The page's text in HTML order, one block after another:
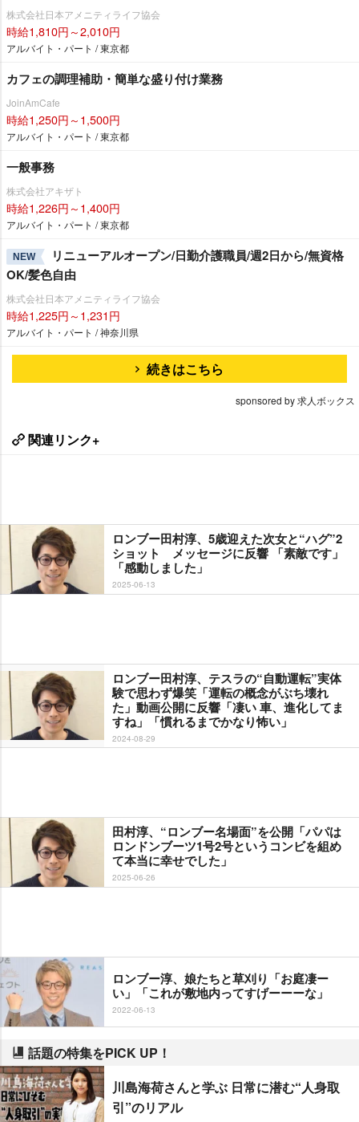
株式会社日本アメニティライフ協会
時給1,810円～2,010円
アルバイト・パート / 東京都
カフェの調理補助・簡単な盛り付け業務
JoinAmCafe
時給1,250円～1,500円
アルバイト・パート / 東京都
一般事務
株式会社アキザト
時給1,226円～1,400円
アルバイト・パート / 東京都
NEW
リニューアルオープン/日勤介護職員/週2日から/無資格
OK/髪色自由
株式会社日本アメニティライフ協会
時給1,225円～1,231円
アルバイト・パート / 神奈川県
続きはこちら
sponsored by 求人ボックス
関連リンク+
ロンブー田村淳、5歳迎えた次女と“ハグ”2
ショット メッセージに反響 「素敵です」
「感動しました」
2025-06-13
ロンブー田村淳、テスラの“自動運転”実体
験で思わず爆笑「運転の概念がぶち壊れ
た」動画公開に反響「凄い 車、進化してま
すね」「慣れるまでかなり怖い」
2024-08-29
田村淳、“ロンブー名場面”を公開「パパは
ロンドンブーツ1号2号というコンビを組め
て本当に幸せでした」
2025-06-26
ロンブー淳、娘たちと草刈り「お庭凄ー
い」「これが敷地内ってすげーーーな」
2022-06-13
話題の特集をPICK UP！
川島海荷さんと学ぶ 日常に潜む“人身取
引”のリアル